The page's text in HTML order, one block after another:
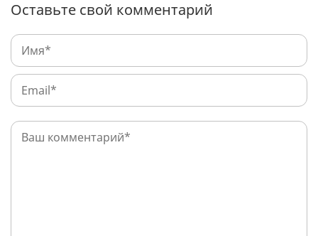
Оставьте свой комментарий